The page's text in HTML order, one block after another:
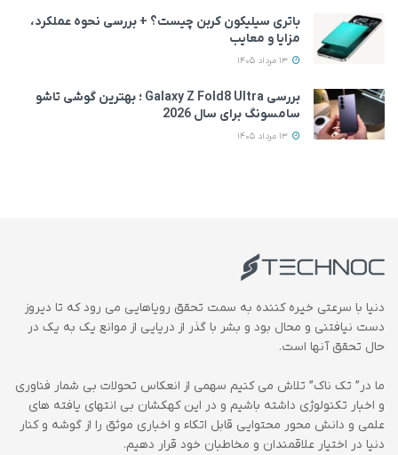
باتری سیلیکون کربن چیست؟ + بررسی نحوه عملکرد،
مزایا و معایب
بررسی Galaxy Z Fold8 Ultra ؛ بهترین گوشی تاشو
سامسونگ برای سال 2026
دنیا با سرعتی خیره کننده به سمت تحقق رویاهایی می رود که تا دیروز
دست نیافتنی و محال بود و بشر با گذر از دریایی از موانع یک به یک در
حال تحقق آنها است.
ما در” تک ناک” تلاش می کنیم سهمی از انعکاس تحولات بی شمار فناوری
و اخبار تکنولوژی داشته باشیم و در این کهکشان بی انتهای یافته های
علمی و دانش محور محتوایی قابل اتکاء و اخباری موثق را از گوشه و کنار
دنیا در اختیار علاقمندان و مخاطبان خود قرار دهیم.